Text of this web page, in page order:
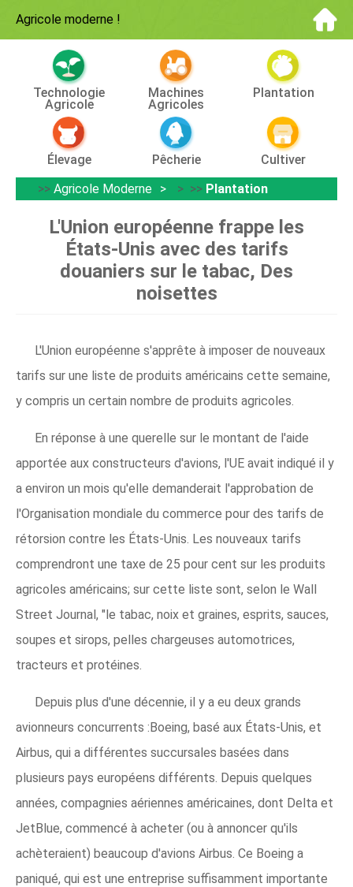
Agricole moderne !
Technologie
Agricole
Machines
Agricoles
Plantation
Élevage Pêcherie
Cultiver
>> Agricole Moderne > >> Plantation
L'Union européenne frappe les
États-Unis avec des tarifs
douaniers sur le tabac, Des
noisettes
L'Union européenne s'apprête à imposer de nouveaux
tarifs sur une liste de produits américains cette semaine,
y compris un certain nombre de produits agricoles.
En réponse à une querelle sur le montant de l'aide
apportée aux constructeurs d'avions, l'UE avait indiqué il y
a environ un mois qu'elle demanderait l'approbation de
l'Organisation mondiale du commerce pour des tarifs de
rétorsion contre les États-Unis. Les nouveaux tarifs
comprendront une taxe de 25 pour cent sur les produits
agricoles américains; sur cette liste sont, selon le Wall
Street Journal, "le tabac, noix et graines, esprits, sauces,
soupes et sirops, pelles chargeuses automotrices,
tracteurs et protéines.
Depuis plus d'une décennie, il y a eu deux grands
avionneurs concurrents :Boeing, basé aux États-Unis, et
Airbus, qui a différentes succursales basées dans
plusieurs pays européens différents. Depuis quelques
années, compagnies aériennes américaines, dont Delta et
JetBlue, commencé à acheter (ou à annoncer qu'ils
achèteraient) beaucoup d'avions Airbus. Ce Boeing a
paniqué, qui est une entreprise suffisamment importante